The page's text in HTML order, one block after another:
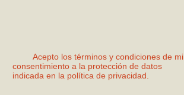
Acepto los términos y condiciones de mi
consentimiento a la protección de datos
indicada en la política de privacidad.